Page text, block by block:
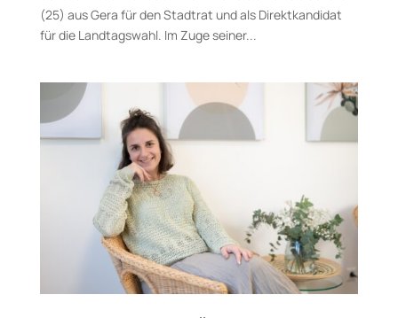
(25) aus Gera für den Stadtrat und als Direktkandidat
für die Landtagswahl. Im Zuge seiner...